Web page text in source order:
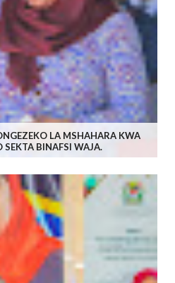
LA MSHAHARA KWA
BINAFSI WAJA.